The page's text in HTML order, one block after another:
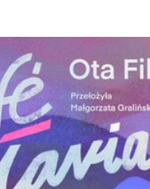
telefonów i nieznające
– pisze autor. Markiewicz
Nie ma w nich fałszu,
Uczuciowość tych
i śmiechem. Książka pełna jest
powoduje, że świat
go sobie wyobrażamy i
doskonały słuch językowy
po najlepsze realistyczne
a więc mają tę cechę,
pozostawiają czytelnika
wspomnień. DOMINIK
Literackiego „Tutaj jestem”]: Autor